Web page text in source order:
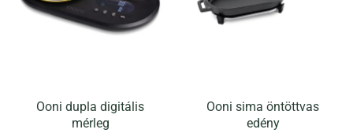
Ooni dupla digitális
mérleg
Ooni sima öntöttvas
edény